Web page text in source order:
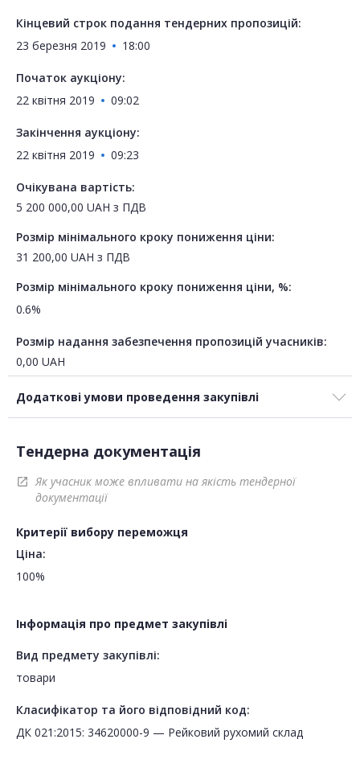
Кінцевий строк подання тендерних пропозицій:
23 березня 2019
18:00
Початок аукціону:
22 квітня 2019
09:02
Закінчення аукціону:
22 квітня 2019
09:23
Очікувана вартість:
5 200 000,00 UAH з ПДВ
Розмір мінімального кроку пониження ціни:
31 200,00 UAH з ПДВ
Розмір мінімального кроку пониження ціни, %:
0.6%
Розмір надання забезпечення пропозицій учасників:
0,00 UAH
Додаткові умови проведення закупівлі
Тендерна документація
open_in_new
Як учасник може впливати на якість тендерної
документації
Критерії вибору переможця
Ціна:
100%
Інформація про предмет закупівлі
Вид предмету закупівлі:
товари
Класифікатор та його відповідний код:
ДК 021:2015: 34620000-9 — Рейковий рухомий склад